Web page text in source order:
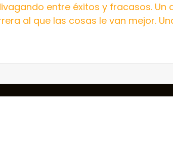
entre éxitos y fracasos.
al que las cosas le van mejor.